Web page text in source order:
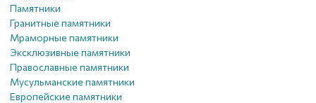
Памятники
Гранитные памятники
Мраморные памятники
Эксклюзивные памятники
Православные памятники
Мусульманские памятники
Европейские памятники